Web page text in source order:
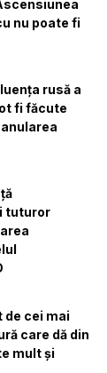
nu poate fi
rusă a
fi făcute
tuturor
de cei mai
care dă din
mult și